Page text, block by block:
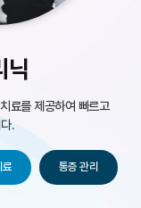
닉
료를 제공하여 빠르고
.
료 통증 관리